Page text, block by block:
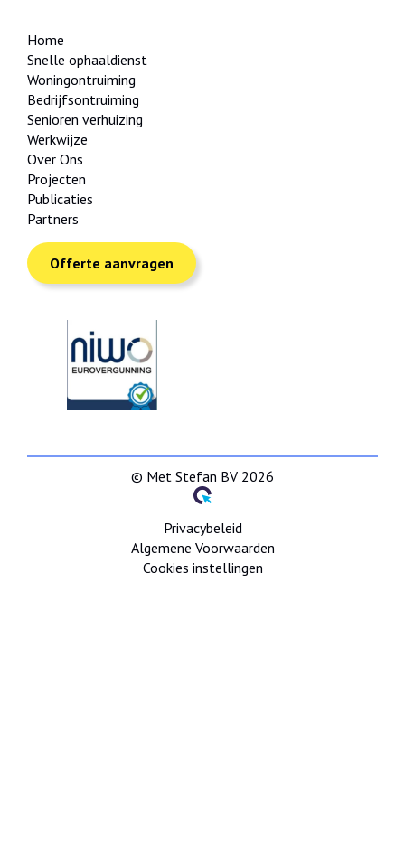
Home
Snelle ophaaldienst
Woningontruiming
Bedrijfsontruiming
Senioren verhuizing
Werkwijze
Over Ons
Projecten
Publicaties
Partners
Offerte aanvragen
© Met Stefan BV 2026
Privacybeleid
Algemene Voorwaarden
Cookies instellingen